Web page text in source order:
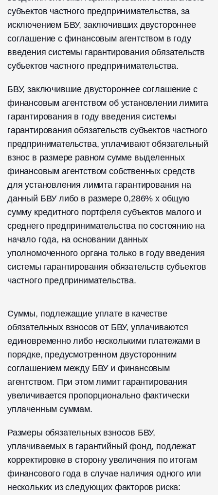
субъектов частного предпринимательства, за
исключением БВУ, заключивших двустороннее
соглашение с финансовым агентством в году
введения системы гарантирования обязательств
субъектов частного предпринимательства.
БВУ, заключившие двустороннее соглашение с
финансовым агентством об установлении лимита
гарантирования в году введения системы
гарантирования обязательств субъектов частного
предпринимательства, уплачивают обязательный
взнос в размере равном сумме выделенных
финансовым агентством собственных средств
для установления лимита гарантирования на
данный БВУ либо в размере 0,286% х общую
сумму кредитного портфеля субъектов малого и
среднего предпринимательства по состоянию на
начало года, на основании данных
уполномоченного органа только в году введения
системы гарантирования обязательств субъектов
частного предпринимательства.
Суммы, подлежащие уплате в качестве
обязательных взносов от БВУ, уплачиваются
единовременно либо несколькими платежами в
порядке, предусмотренном двусторонним
соглашением между БВУ и финансовым
агентством. При этом лимит гарантирования
увеличивается пропорционально фактически
уплаченным суммам.
Размеры обязательных взносов БВУ,
уплачиваемых в гарантийный фонд, подлежат
корректировке в сторону увеличения по итогам
финансового года в случае наличия одного или
нескольких из следующих факторов риска: